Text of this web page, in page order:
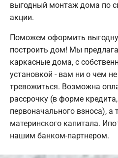
выгодный монтаж дома по
акции.
Поможем оформить
построить дом! Мы
каркасные дома, с
установкой - вам ни о чем
тревожиться. Возможна
рассрочку (в форме
первоначального взноса), а
материнского капитала.
нашим банком-партнером.